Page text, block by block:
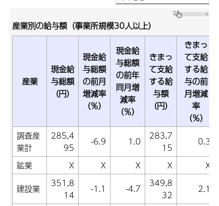
産業別の給与額（事業所規模30人以上）
産業
現金給
与総額
（円）
現金給
与総額
の前月
増減率
（％）
現金給
与総額
の前年
同月増
減率
（％）
きまっ
て支給
する給
与額
（円）
きまっ
て支給
する給
与の前
月増減
率
（％）
調査産
業計
285,4
95
-6.9 1.0
283,7
15
0.3
鉱業
X X X X
X
建設業
351,8
14
-1.1 -4.7
349,8
32
2.1